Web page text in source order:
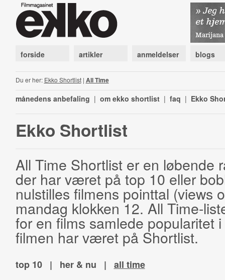
forside artikler anmeldelser blogs
Du er her: Ekko Shortlist| All Time
månedens anbefaling | om ekko shortlist | faq | Ekko
Ekko Shortlist
All Time Shortlist er en løbende
der har været på top 10 eller
nulstilles filmens pointtal (views
mandag klokken 12. All Time-
for en films samlede popularitet
filmen har været på Shortlist.
top 10 | her & nu | all time